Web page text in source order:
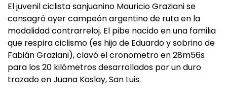
El juvenil ciclista sanjuanino Mauricio Graziani se
consagró ayer campeón argentino de ruta en la
modalidad contrarreloj. El pibe nacido en una familia
que respira ciclismo (es hijo de Eduardo y sobrino de
Fabián Graziani), clavó el cronometro en 28m56s
para los 20 kilómetros desarrollados por un duro
trazado en Juana Koslay, San Luis.